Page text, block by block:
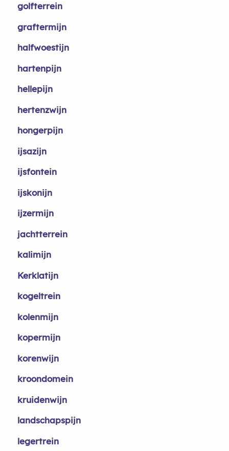
golfterrein
graftermijn
halfwoestijn
hartenpijn
hellepijn
hertenzwijn
hongerpijn
ijsazijn
ijsfontein
ijskonijn
ijzermijn
jachtterrein
kalimijn
Kerklatijn
kogeltrein
kolenmijn
kopermijn
korenwijn
kroondomein
kruidenwijn
landschapspijn
legertrein